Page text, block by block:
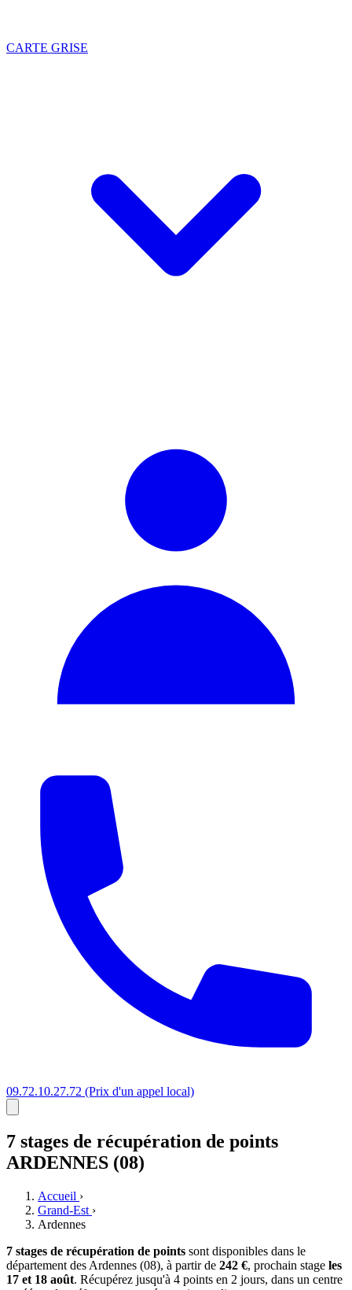
CARTE GRISE
09.72.10.27.72 (Prix d'un appel local)
7 stages de récupération de points
ARDENNES (08)
Accueil ›
Grand-Est ›
Ardennes
7 stages de récupération de points sont disponibles dans le
département des Ardennes (08), à partir de 242 €, prochain stage les
17 et 18 août. Récupérez jusqu'à 4 points en 2 jours, dans un centre